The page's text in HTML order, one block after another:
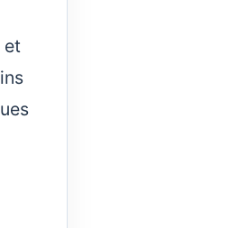
et